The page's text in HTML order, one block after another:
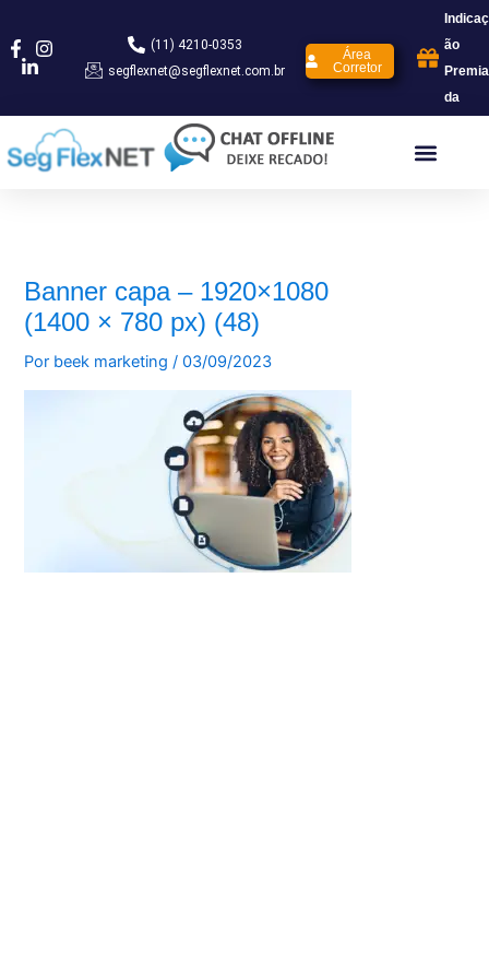
para
Indicaç
ão
Premia
da
Área
Corretor
(11) 4210-0353
segflexnet@segflexnet.com.br
Banner capa – 1920×1080
(1400 × 780 px) (48)
Por beek marketing/03/09/2023